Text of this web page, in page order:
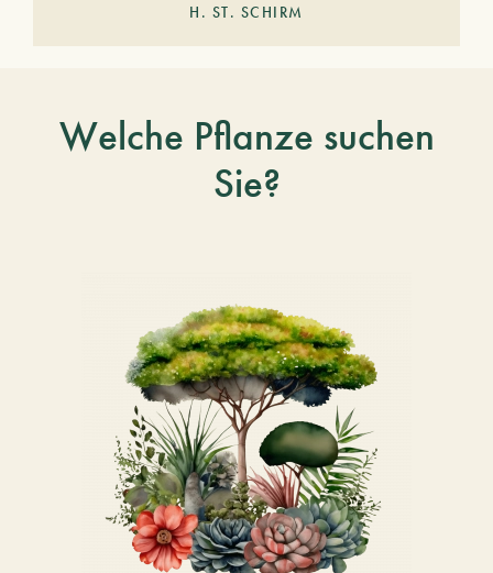
H. ST. SCHIRM
Welche Pflanze suchen
Sie?